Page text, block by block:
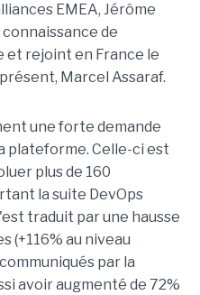
EMEA, Jérôme
connaissance de
et rejoint en France le
Marcel Assaraf.
une forte demande
plateforme. Celle-ci est
plus de 160
la suite DevOps
traduit par une hausse
(+116% au niveau
par la
avoir augmenté de 72%